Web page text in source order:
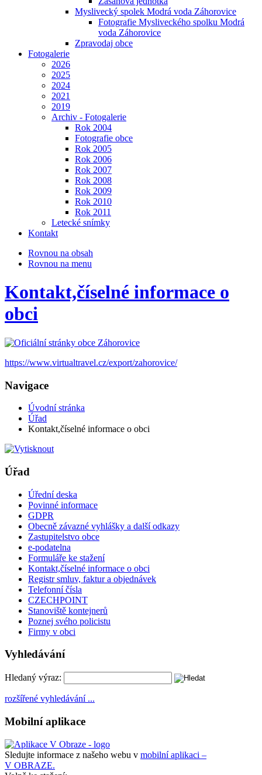
Myslivecký spolek Modrá voda Záhorovice
Fotografie Mysliveckého spolku Modrá
voda Záhorovice
Zpravodaj obce
Fotogalerie
2026
2025
2024
2021
2019
Archiv - Fotogalerie
Rok 2004
Fotografie obce
Rok 2005
Rok 2006
Rok 2007
Rok 2008
Rok 2009
Rok 2010
Rok 2011
Letecké snímky
Kontakt
Rovnou na obsah
Rovnou na menu
Kontakt,číselné informace o
obci
https://www.virtualtravel.cz/export/zahorovice/
Navigace
Úvodní stránka
Úřad
Kontakt,číselné informace o obci
Úřad
Úřední deska
Povinné informace
GDPR
Obecně závazné vyhlášky a další odkazy
Zastupitelstvo obce
e-podatelna
Formuláře ke stažení
Kontakt,číselné informace o obci
Registr smluv, faktur a objednávek
Telefonní čísla
CZECHPOINT
Stanoviště kontejnerů
Poznej svého policistu
Firmy v obci
Vyhledávání
Hledaný výraz:
rozšířené vyhledávání ...
Mobilní aplikace
Sledujte informace z našeho webu v mobilní aplikaci –
V OBRAZE.